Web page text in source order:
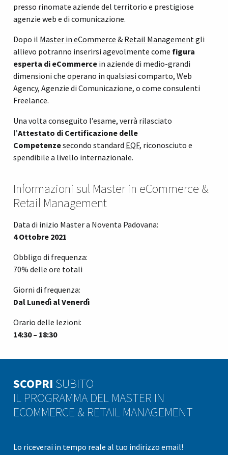
presso rinomate aziende del territorio e prestigiose
agenzie web e di comunicazione.
Dopo il Master in eCommerce & Retail Management gli
allievo potranno inserirsi agevolmente come figura
esperta di eCommerce in aziende di medio-grandi
dimensioni che operano in qualsiasi comparto, Web
Agency, Agenzie di Comunicazione, o come consulenti
Freelance.
Una volta conseguito l’esame, verrà rilasciato
l’Attestato di Certificazione delle
Competenzesecondo standard EQF, riconosciuto e
spendibile a livello internazionale.
Informazioni sul Master in eCommerce &
Retail Management
Data di inizio Master a Noventa Padovana:
4 Ottobre 2021
Obbligo di frequenza:
70% delle ore totali
Giorni di frequenza:
Dal Lunedì al Venerdì
Orario delle lezioni:
14:30 – 18:30
SCOPRI SUBITO
IL PROGRAMMA DEL MASTER IN
ECOMMERCE & RETAIL MANAGEMENT
Lo riceverai in tempo reale al tuo indirizzo email!